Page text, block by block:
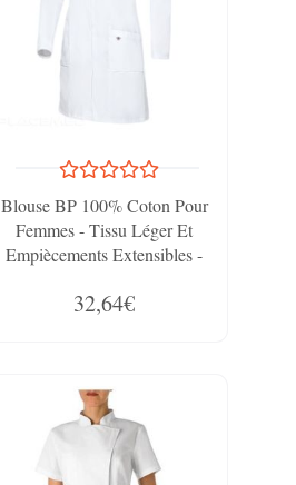
Blouse BP 100% Coton Pour
Femmes - Tissu Léger Et
Empiècements Extensibles -
Elégante
32,64€